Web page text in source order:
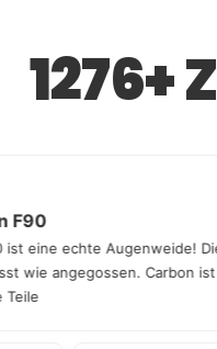
1276+
F90
F90 ist eine echte
passt wie angegossen.
Teile